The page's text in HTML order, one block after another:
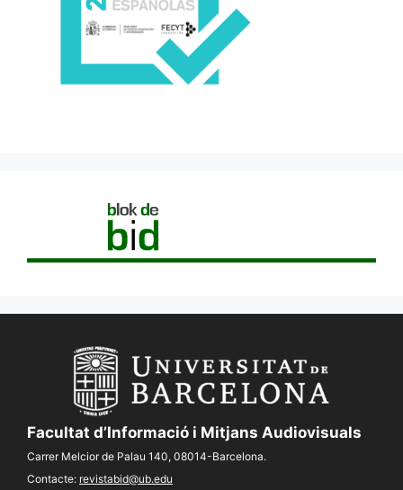
Facultat d’Informació i Mitjans Audiovisuals
Carrer Melcior de Palau 140, 08014-Barcelona.
Contacte: revistabid@ub.edu